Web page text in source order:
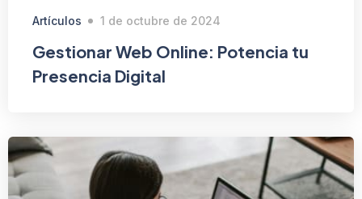
Artículos 1 de octubre de 2024
Gestionar Web Online: Potencia tu
Presencia Digital